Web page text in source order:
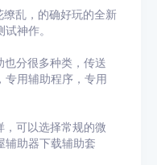
乱，的确好玩的全新
神作。
分很多种类，传送
专用辅助程序，专用
可以选择常规的微
辅助器下载辅助套